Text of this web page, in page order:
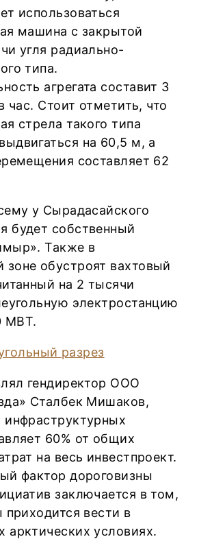
использоваться
машина с закрытой
угля радиально-
типа.
агрегата составит 3
час. Стоит отметить, что
стрела такого типа
на 60,5 м, а
составляет 62
у Сырадасайского
будет собственный
Также в
обустроят вахтовый
на 2 тысячи
электростанцию
МВТ.
гендиректор ООО
Сталбек Мишаков,
инфраструктурных
60% от общих
на весь инвестпроект.
фактор дороговизны
заключается в том,
приходится вести в
арктических условиях.